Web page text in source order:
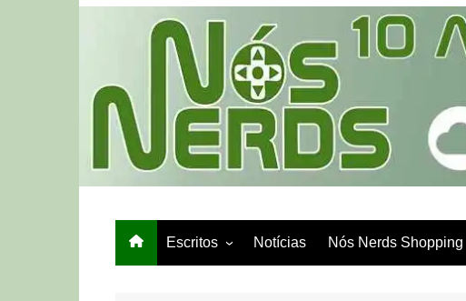
Escritos Notícias Nós Nerds Shopping